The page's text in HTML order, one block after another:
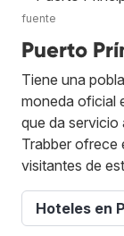
fuente
Puerto
Tiene una
moneda oficial
que da servicio
Trabber ofrece
visitantes de
Hoteles en